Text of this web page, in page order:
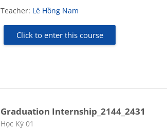
Teacher: Lê Hồng Nam
Click to enter this course
Graduation Internship_2144_2431
Course category
Học Kỳ 01